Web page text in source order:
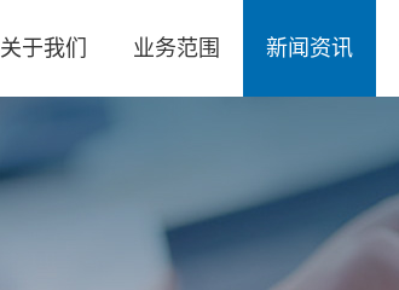
关于我们 业务范围 新闻资讯